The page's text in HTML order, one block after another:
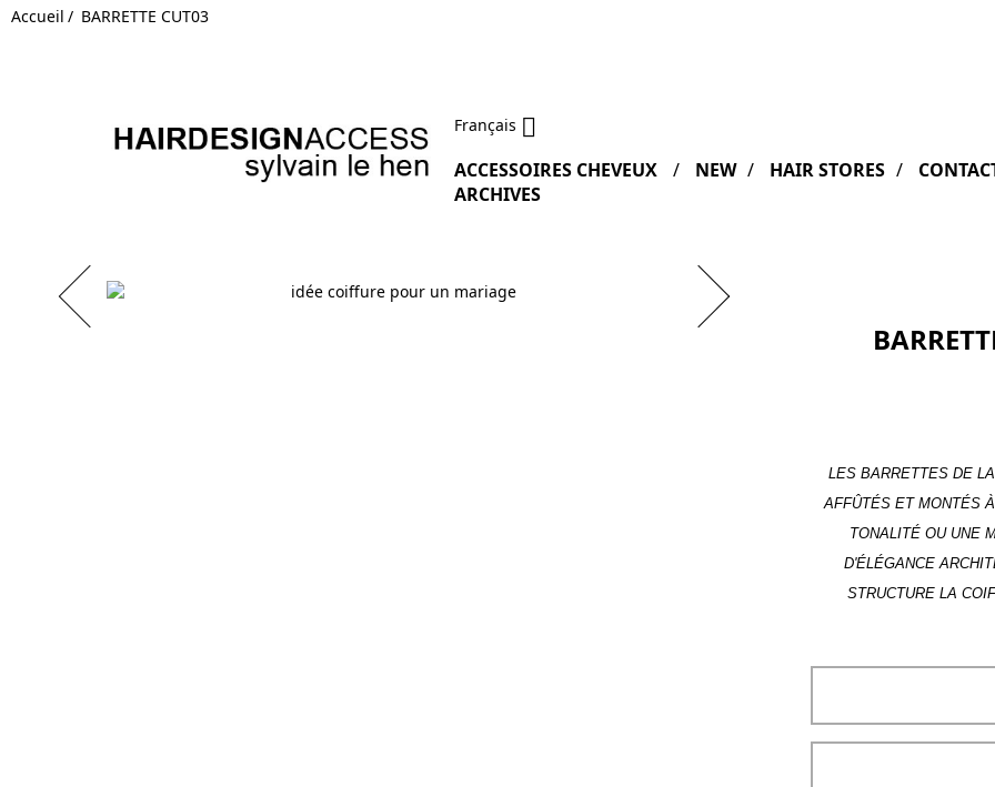
Accueil BARRETTE CUT03
Français 
ACCESSOIRES CHEVEUX NEW HAIR STORES
ARCHIVES
LES BARRETTES DE
AFFÛTÉS ET MONTÉS
TONALITÉ OU UNE
D'ÉLÉGANCE
STRUCTURE LA